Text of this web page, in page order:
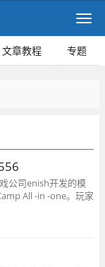
文章教程 专题
公司enish开发的模
All -in -one。玩家